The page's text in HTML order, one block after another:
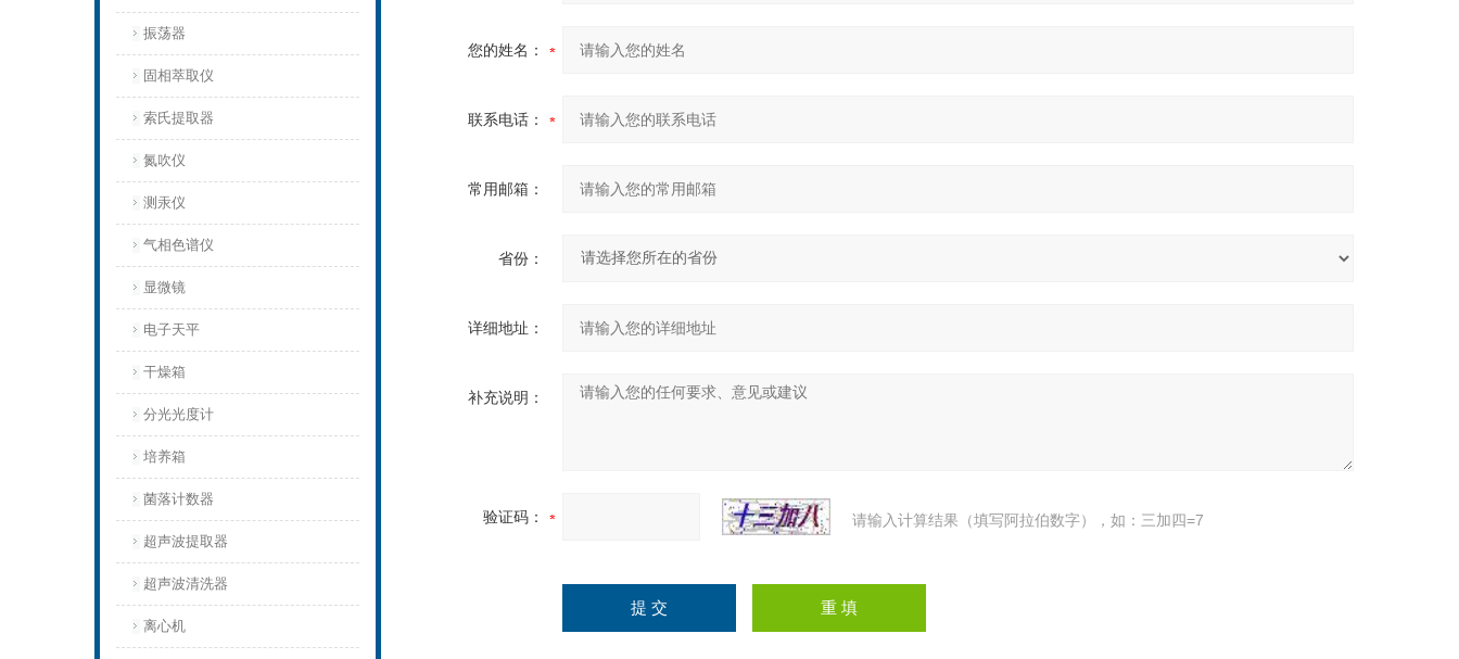
振荡器
固相萃取仪
索氏提取器
氮吹仪
测汞仪
气相色谱仪
显微镜
电子天平
干燥箱
分光光度计
培养箱
菌落计数器
超声波提取器
超声波清洗器
离心机
您的姓名：
联系电话：
常用邮箱：
省份：
详细地址：
补充说明：
验证码： 请输入计算结果（填写阿拉伯数字），如：三加四=7